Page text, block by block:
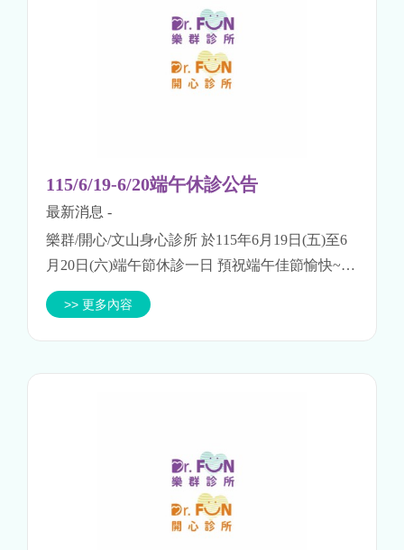
115/6/19-6/20端午休診公告
最新消息 -
樂群/開心/文山身心診所 於115年6月19日(五)至6
月20日(六)端午節休診一日 預祝端午佳節愉快~
...
>> 更多內容